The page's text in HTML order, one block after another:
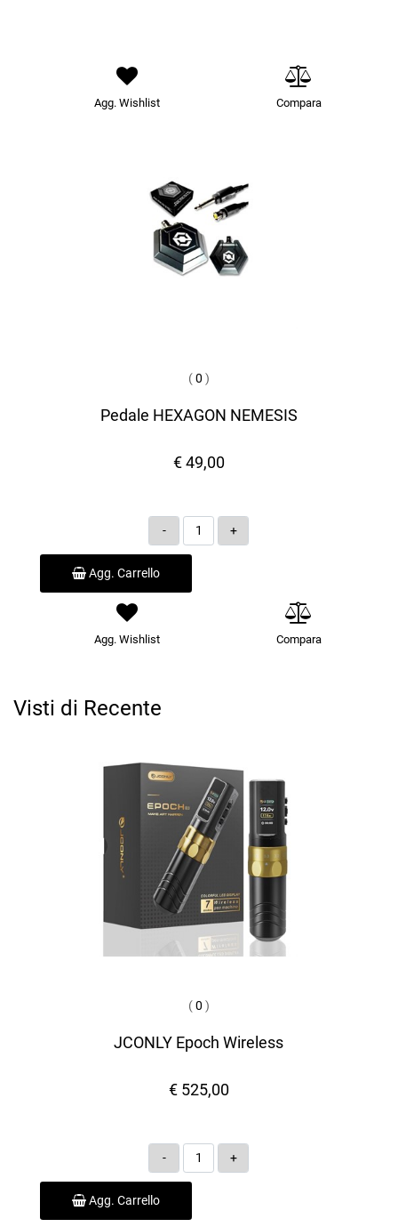
Agg. Wishlist Compara
(0 )
Pedale HEXAGON NEMESIS
€ 49,00
Quantità
Agg. Carrello
Agg. Wishlist Compara
Visti di Recente
(0 )
JCONLY Epoch Wireless
€ 525,00
Quantità
Agg. Carrello